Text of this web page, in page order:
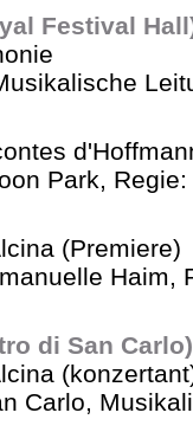
Festival
Park,
(Premiere)
Haim,
di San Carlo)
Carlo,